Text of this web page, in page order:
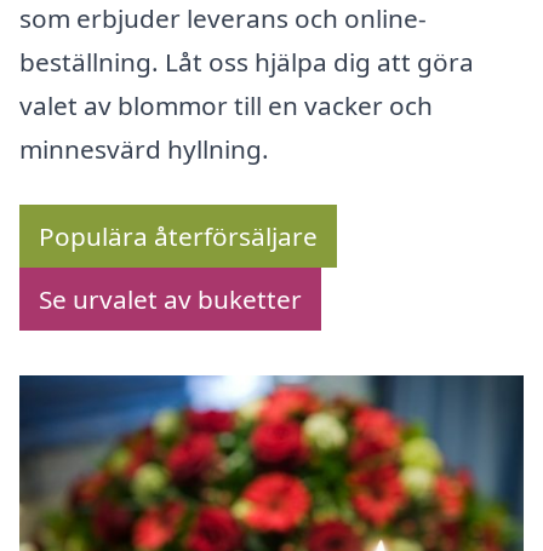
som erbjuder leverans och online-
beställning. Låt oss hjälpa dig att göra
valet av blommor till en vacker och
minnesvärd hyllning.
Populära återförsäljare
Se urvalet av buketter